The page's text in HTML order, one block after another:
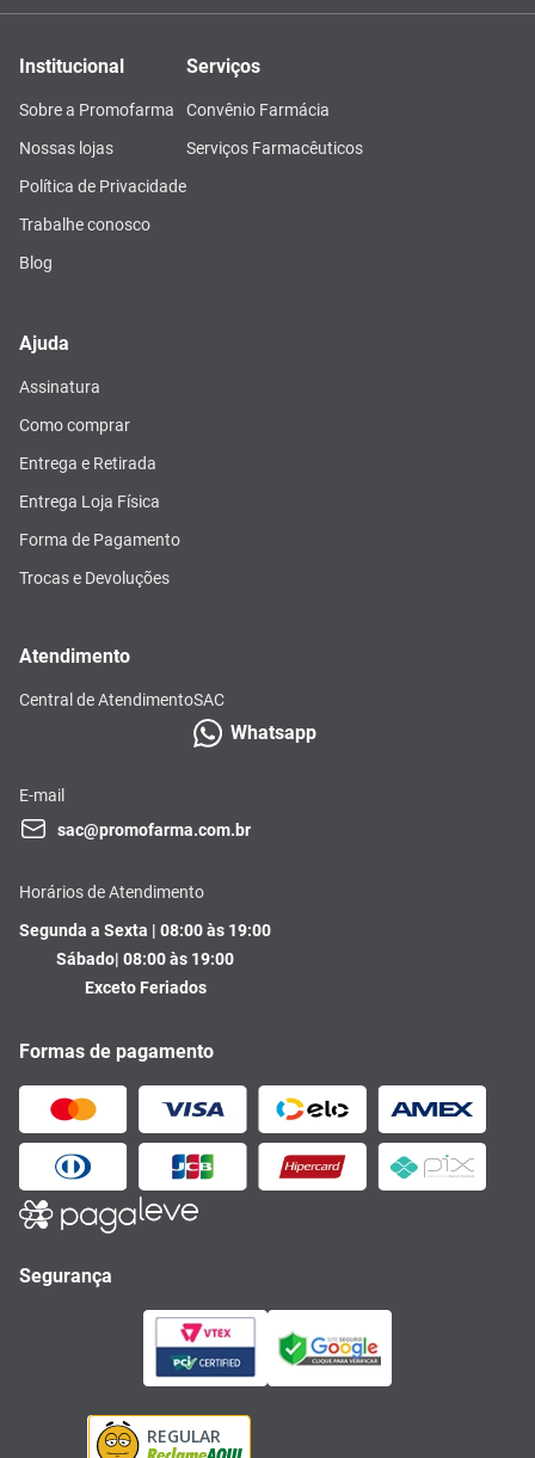
Institucional
Sobre a Promofarma
Nossas lojas
Política de Privacidade
Trabalhe conosco
Blog
Serviços
Convênio Farmácia
Serviços Farmacêuticos
Ajuda
Assinatura
Como comprar
Entrega e Retirada
Entrega Loja Física
Forma de Pagamento
Trocas e Devoluções
Atendimento
Central de AtendimentoSAC
Whatsapp
E-mail
sac@promofarma.com.br
Horários de Atendimento
Segunda a Sexta | 08:00 às 19:00
Sábado| 08:00 às 19:00
Exceto Feriados
Formas de pagamento
Segurança